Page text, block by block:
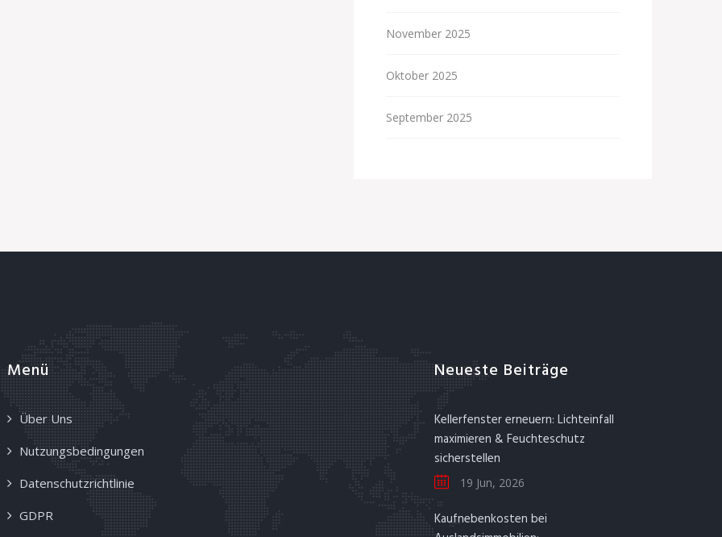
November 2025
Oktober 2025
September 2025
Menü
Über Uns
Nutzungsbedingungen
Datenschutzrichtlinie
GDPR
Neueste Beiträge
Kellerfenster erneuern: Lichteinfall
maximieren & Feuchteschutz
sicherstellen
19 Jun, 2026
Kaufnebenkosten bei